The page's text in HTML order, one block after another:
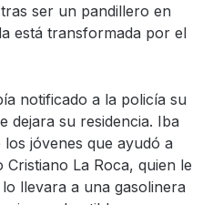
ser un pandillero en
está transformada por el
notificado a la policía su
dejara su residencia. Iba
jóvenes que ayudó a
La Roca, quien le
llevara a una gasolinera